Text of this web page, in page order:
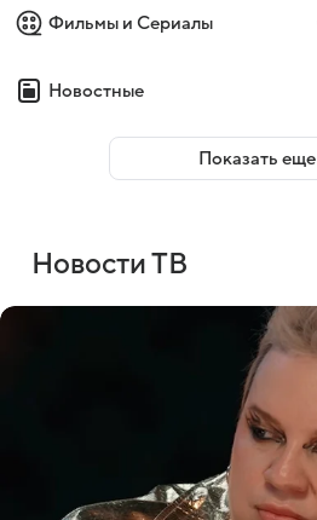
Фильмы и Сериалы
Новостные
Показать еще
Новости ТВ